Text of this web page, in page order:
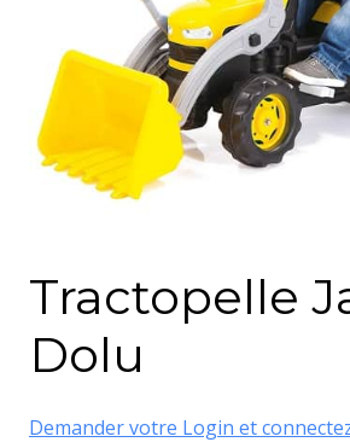
Tractopelle
Dolu
Demander votre Login et